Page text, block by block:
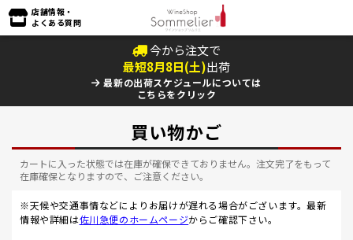
店舗情報・
よくある質問
今から注文で
最短8月8日(土)出荷
最新の出荷スケジュールについては
こちらをクリック
買い物かご
カートに入った状態では在庫が確保できておりません。注文完了をもって
在庫確保となりますので、ご注意ください。
※天候や交通事情などによりお届けが遅れる場合がございます。最新
情報や詳細は佐川急便のホームページからご確認下さい。